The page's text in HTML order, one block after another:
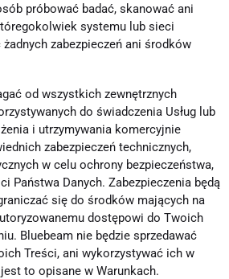
próbować badać, skanować ani
systemu lub sieci
zabezpieczeń ani środków
od wszystkich zewnętrznych
do świadczenia Usług lub
i utrzymywania komercyjnie
zabezpieczeń technicznych,
w celu ochrony bezpieczeństwa,
Państwa Danych. Zabezpieczenia będą
się do środków mających na
dostępowi do Twoich
Bluebeam nie będzie sprzedawać
Treści, ani wykorzystywać ich w
to opisane w Warunkach.